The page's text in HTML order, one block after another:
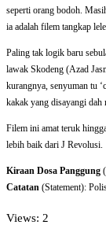
seperti orang bodoh.
ia adalah filem tangkap
Paling tak logik baru
lawak Skodeng (Azad
kurangnya, senyuman tu
kakak yang disayangi dah
Filem ini amat teruk
lebih baik dari J Revolusi.
Kiraan Dosa Panggung
Catatan (Statement):
Views: 2